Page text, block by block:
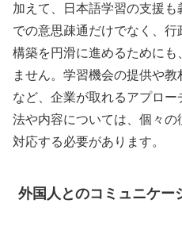
加えて、日本語学習の支援
での意思疎通だけでなく、
構築を円滑に進めるために
ません。学習機会の提供や
など、企業が取れるアプロ
法や内容については、個々
対応する必要があります。
外国人とのコミュニケー